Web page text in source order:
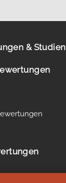
& Studien